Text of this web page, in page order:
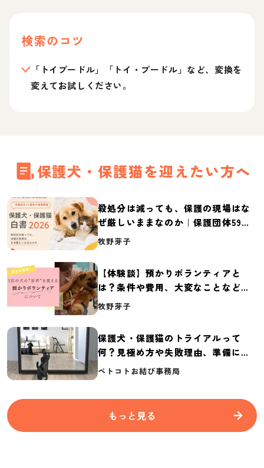
検索のコツ
「トイプードル」「トイ・プードル」など、変換を
変えてお試しください。
保護犬・保護猫を迎えたい方へ
殺処分は減っても、保護の現場はな
ぜ厳しいままなのか｜保護団体59団
体の実態調査【保護犬・保護猫白書
牧野芽子
【体験談】預かりボランティアと
は？条件や費用、大変なことなど紹
介
牧野芽子
保護犬・保護猫のトライアルって
何？見極め方や失敗理由、準備に必
要なものを紹介
ペトコトお結び事務局
もっと見る